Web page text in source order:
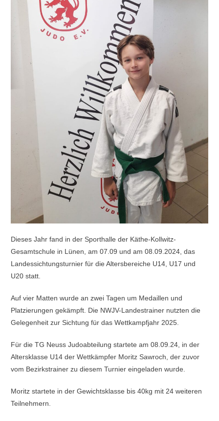
Dieses Jahr fand in der Sporthalle der Käthe-Kollwitz-
Gesamtschule in Lünen, am 07.09 und am 08.09.2024, das
Landessichtungsturnier für die Altersbereiche U14, U17 und
U20 statt.
Auf vier Matten wurde an zwei Tagen um Medaillen und
Platzierungen gekämpft. Die NWJV-Landestrainer nutzten die
Gelegenheit zur Sichtung für das Wettkampfjahr 2025.
Für die TG Neuss Judoabteilung startete am 08.09.24, in der
Altersklasse U14 der Wettkämpfer Moritz Sawroch, der zuvor
vom Bezirkstrainer zu diesem Turnier eingeladen wurde.
Moritz startete in der Gewichtsklasse bis 40kg mit 24 weiteren
Teilnehmern.